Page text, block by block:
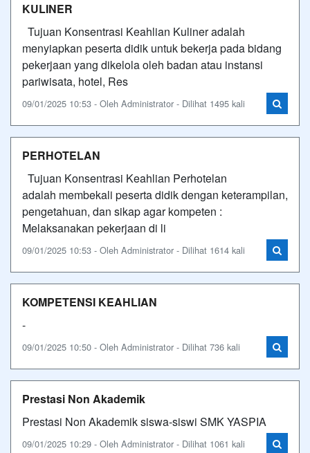
KULINER
Tujuan Konsentrasi Keahlian Kuliner adalah
menyiapkan peserta didik untuk bekerja pada bidang
pekerjaan yang dikelola oleh badan atau instansi
pariwisata, hotel, Res
09/01/2025 10:53 - Oleh Administrator - Dilihat 1495 kali
PERHOTELAN
Tujuan Konsentrasi Keahlian Perhotelan
adalah membekali peserta didik dengan keterampilan,
pengetahuan, dan sikap agar kompeten :
Melaksanakan pekerjaan di li
09/01/2025 10:53 - Oleh Administrator - Dilihat 1614 kali
KOMPETENSI KEAHLIAN
-
09/01/2025 10:50 - Oleh Administrator - Dilihat 736 kali
Prestasi Non Akademik
Prestasi Non Akademik siswa-siswi SMK YASPIA
09/01/2025 10:29 - Oleh Administrator - Dilihat 1061 kali